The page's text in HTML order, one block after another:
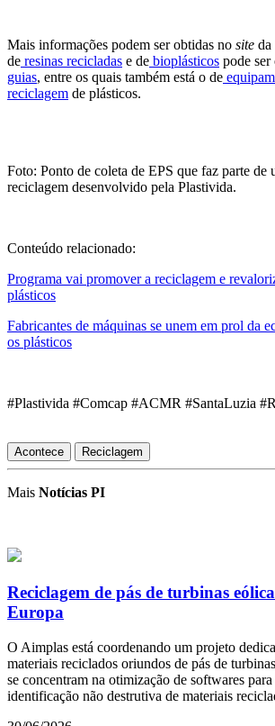
Mais informações podem ser obtidas no site da
de resinas recicladas e de bioplásticos pode ser
guias, entre os quais também está o de
reciclagem de plásticos.
Foto: Ponto de coleta de EPS que faz parte de
reciclagem desenvolvido pela Plastivida.
Conteúdo relacionado:
Programa vai promover a reciclagem e
plásticos
Fabricantes de máquinas se unem em prol da
os plásticos
#Plastivida #Comcap #ACMR #SantaLuzia
Acontece Reciclagem
Mais Notícias PI
Reciclagem de pás de turbinas
Europa
O Aimplas está coordenando um projeto
materiais reciclados oriundos de pás de
se concentram na otimização de softwares
identificação não destrutiva de materiais